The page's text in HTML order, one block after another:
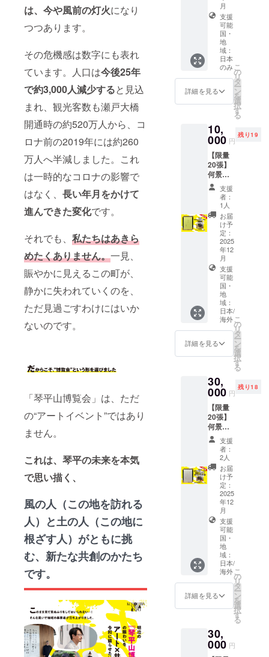
は、今や風前の灯火になり
つつあります。
その危機感は数字にも表れ
ています。人口は今後25年
で約3,000人減少すると見込
まれ、観光客数も瀬戸大橋
開通時の約520万人から、コ
ロナ前の2019年には約260
万人へ半減しました。これ
は一時的なコロナの影響で
はなく、 長い年月をかけて
進んできた変化です。
それでも、 私たちはあきら
めたくありません。一見、
賑やかに見えるこの町が、
静かに失われていくのを、
ただ見過ごすわけにはいか
ないのです。
「琴平山博覧会」は、ただ
の“アートイベント”ではあり
ません。
これは、琴平の未来を本気
で思い描く、
風の人（この地を訪れる
人）と土の人（この地に
根ざす人）がともに挑
む、新たな共創のかたち
です。
円以上
30万円
未満：
文字サ
イズ大
3万円以
上10万
円未
満：文
字サイ
字サイ
ズ小 ※
複数の
支援を
組み合
わせて
いただ
いた場
合は額
に応じ
てサイ
ズを調
整致し
ます。
ニック
ネーム
可） 備
考欄に
ご記入
がない
場合
は、掲
しませ
ん。 ＜
イズ＞
30万円
以上：
文字サ
イズ特
大又は
ロゴ掲
出 10万
円以上
30万円
未満：
文字サ
イズ大
3万円以
上10万
円未
満：文
字サイ
ズ中 3
万円未
満：文
字サイ
複数の
支援を
いただ
いた場
合は額
に応じ
てサイ
ズを調
整致し
ます。
に掲載
させて
いただ
きま
す。
（希望
者の
み） 掲
載を希
望され
る方
考欄に
掲載し
たいお
名前を
ご記入
くださ
い。
（企業
名、
ニック
ネーム
可） 備
考欄に
ご記入
がない
場合
は、掲
載いた
しませ
ん。 ＜
掲載サ
イズ＞
以上：
文字サ
大又は
ロゴ掲
出 10万
円以上
30万円
未満：
文字サ
イズ大
3万円以
上10万
円未
満：文
字サイ
ズ中 3
万円未
満：文
字サイ
ズ小 ※
複数の
支援を
組み合
わせて
いた場
合は額
ズを調
整致し
ます。
たまん
のう町
で活躍
する竹
クリエ
イター
とショ
コラ
ティエ
の手か
触れ
て、味
わって
ほし
い。竹
を味わ
い、里
山のひ
ととき
をお楽
しみく
ださ
い。 ＜
セット
内容＞
・竹モ
ノがた
り提供
まんの
うだけ
の 竹
の葉茶
（焙
煎）
（煮出
ティー
バッグ
4g×10
パッ
ク） 竹
コップ
（塗装
の種類
をお選
びくだ
い） 1
SUNNY
SIDE
FIELDS
提供 笹
のパウ
ンド
ケーキ
（30g1
個入り
の葉
フィナ
（30g1
個入り
×3） 笹
した。
＜セッ
ト内容
＞ ・金
陵 豆樽
（300m
l）←オ
スス
佃煮
（160g
ル前掛
けまた
はTシャ
ツ ※返
礼品は
こちら
のセッ
トを購
入でき
る権利
となり
ます。
※通信販
売酒類
小売業
免許を
有する
西野金
陵株式
会社か
ら直送
されま
す。
丸間第
223号）
※原材料
及び添
加物等
の食品
表示は
お届け
商品の
ラベル
に表記
されま
す。商
品開封
前には
必ずお
届けの
リター
ンに貼
付され
たラベ
ルや注
意書き
をご確
認くだ
※20歳未
満の者
による
統的工
芸であ
る【讃
岐のり
染】と
いう技
法で、
こんぴ
伎の幟
（のぼ
どを手
掛ける
染匠 吉
野屋。
センス
溢れる4
代目、
大野さ
んがセ
レクト
したお
すすめ
のオリ
ジナル
グッズ
を詰め
込みま
した。
＜セッ
ト内容
＞ ・
トート
（小）
←オ
本体サ
イズ：
W290×
H180×
D100（
mm)／
持ち
手：
W35×L
330（m
m） ※こ
ちらは
リバー
シブル
仕様で
はない
ため、
帆布側
を表に
すると
品質表
示タグ
が表出
レ 80g
・ハン
カチ 1
月
支援
可能
国・
地
域：
日本
のみ
詳細を見る
こ
の
リ
タ
ー
ン
を
選
択
す
る
10,
000 円
残り19
【限量
20張】
何景窗
親筆簽
名留言
卡（硬
筆）
「謝
謝」 作
為台灣
代表性
的藝術
家、書
法詩
人，何
景窗特
別以親
筆書寫
的留言
支持琴
平山博
各位表
達感謝
之意。
＜內容
＞ ・留
言卡 1
張：親
筆書寫
「謝
謝」字
樣，並
附何景
窗簽名
・尺
寸：
128×18
2mm ※
留言卡
的底色
隨機，
恕不挑
選。 ※
著作權
歸何景
禁修
改、轉
售等行
支援
者：
1人
お届
け予
定：
2025
年12
月
支援
可能
国・
地
域：
日本/
海外
詳細を見る
こ
の
リ
タ
ー
ン
を
選
択
す
る
30,
000 円
残り18
【限量
20張】
何景窗
親筆簽
名＋姓
名＋自
訂文字
留言卡
作為台
灣代表
性的藝
術家、
書法詩
人，何
景窗特
別以親
筆書寫
留言
卡，向
平山博
覽會的
達感謝
之意。
＜內容
支援
者：
2人
お届
け予
定：
2025
年12
月
支援
可能
国・
地
域：
日本/
海外
詳細を見る
こ
の
リ
タ
ー
ン
を
選
択
す
る
30,
000 円